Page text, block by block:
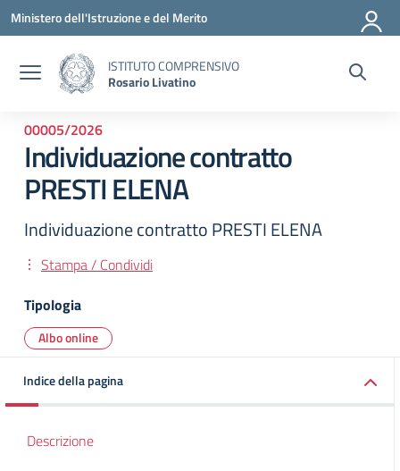
Vai ai contenuti
Vai al menu di navigazione
Vai al footer
Ministero dell'Istruzione e del Merito
ISTITUTO COMPRENSIVO
Rosario Livatino
00005/2026
Individuazione contratto
PRESTI ELENA
Individuazione contratto PRESTI ELENA
Stampa / Condividi
Tipologia
Albo online
Indice della pagina
Descrizione